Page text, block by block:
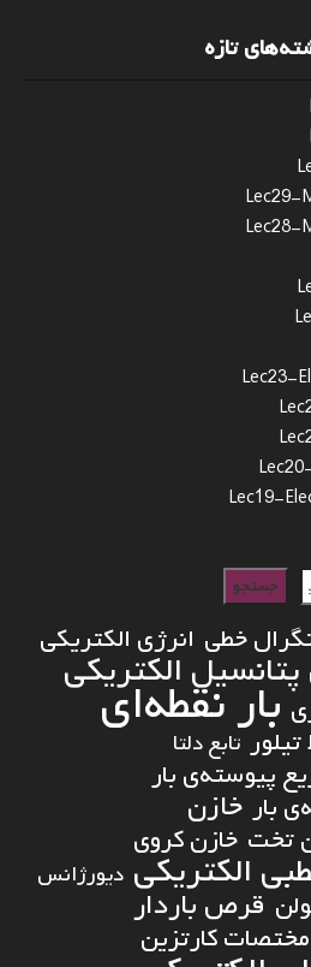
تازه
Lec29-
Lec28-
Lec23-
Lec19-
جستجو
خطی انرژی الکتریکی
پتانسیل الکتریکی
بار نقطه‌ای
تابع دلتا
پیوسته‌ی بار
بار خازن
تخت خازن کروی
الکتریکی دیورژانس
قرص باردار
مختصات کارتزین